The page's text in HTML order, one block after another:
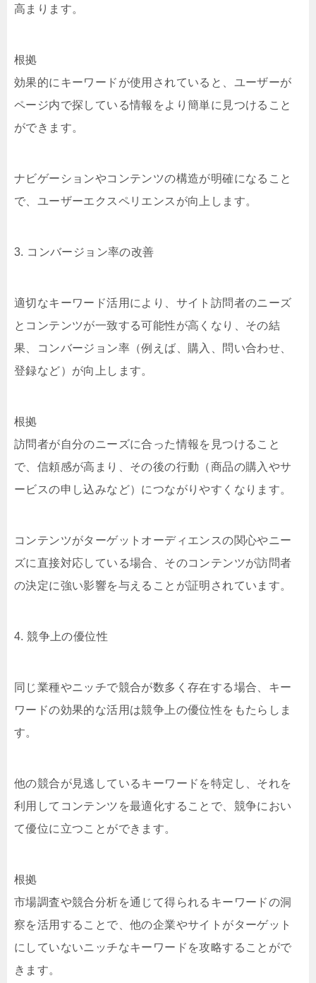
高まります。
根拠
効果的にキーワードが使用されていると、ユーザーが
ページ内で探している情報をより簡単に見つけること
ができます。
ナビゲーションやコンテンツの構造が明確になること
で、ユーザーエクスペリエンスが向上します。
3. コンバージョン率の改善
適切なキーワード活用により、サイト訪問者のニーズ
とコンテンツが一致する可能性が高くなり、その結
果、コンバージョン率（例えば、購入、問い合わせ、
登録など）が向上します。
根拠
訪問者が自分のニーズに合った情報を見つけること
で、信頼感が高まり、その後の行動（商品の購入やサ
ービスの申し込みなど）につながりやすくなります。
コンテンツがターゲットオーディエンスの関心やニー
ズに直接対応している場合、そのコンテンツが訪問者
の決定に強い影響を与えることが証明されています。
4. 競争上の優位性
同じ業種やニッチで競合が数多く存在する場合、キー
ワードの効果的な活用は競争上の優位性をもたらしま
す。
他の競合が見逃しているキーワードを特定し、それを
利用してコンテンツを最適化することで、競争におい
て優位に立つことができます。
根拠
市場調査や競合分析を通じて得られるキーワードの洞
察を活用することで、他の企業やサイトがターゲット
にしていないニッチなキーワードを攻略することがで
きます。